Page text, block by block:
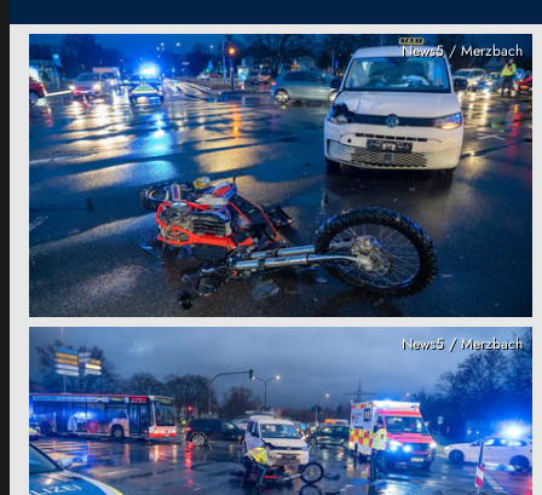
News5 / Merzbach
News5 / Merzbach